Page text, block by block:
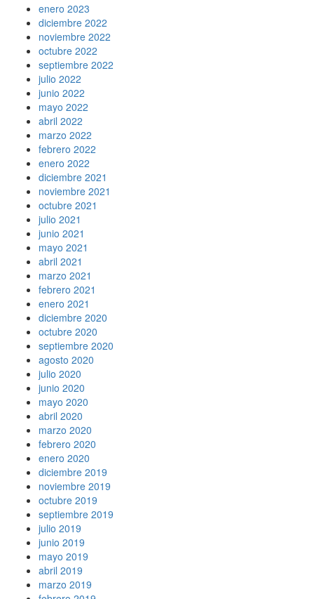
enero 2023
diciembre 2022
noviembre 2022
octubre 2022
septiembre 2022
julio 2022
junio 2022
mayo 2022
abril 2022
marzo 2022
febrero 2022
enero 2022
diciembre 2021
noviembre 2021
octubre 2021
julio 2021
junio 2021
mayo 2021
abril 2021
marzo 2021
febrero 2021
enero 2021
diciembre 2020
octubre 2020
septiembre 2020
agosto 2020
julio 2020
junio 2020
mayo 2020
abril 2020
marzo 2020
febrero 2020
enero 2020
diciembre 2019
noviembre 2019
octubre 2019
septiembre 2019
julio 2019
junio 2019
mayo 2019
abril 2019
marzo 2019